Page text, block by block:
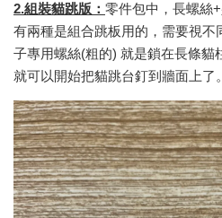
2.組裝貓跳版： 零件包中，長螺絲
有兩種是組合跳板用的，需要視不
子專用螺絲(粗的) 就是鎖在長條貓
就可以開始把貓跳台釘到牆面上了。